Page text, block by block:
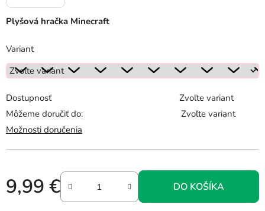
Plyšová hračka Minecraft
Variant
Dostupnosť
Zvoľte variant
Môžeme doručiť do:
Zvoľte variant
Možnosti doručenia
9,99 €
Jednotková cena:
DO KOŠÍKA